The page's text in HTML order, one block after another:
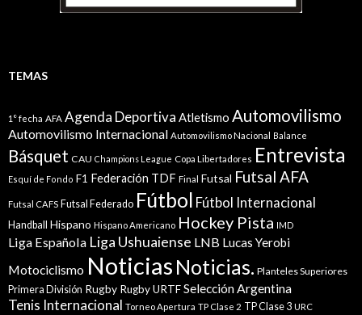
TEMAS
1° fecha AFA Agenda Deportiva Atletismo Automovilismo
Automovilismo Internacional Automovilismo Nacional Balance
Básquet CAU Champions League Copa Libertadores Entrevista
Esquí de Fondo F1 Federación TDF Final Futsal Futsal AFA
Futsal CAFS Futsal Federado Fútbol Fútbol Internacional
Handball Hispano Hispano Americano Hockey Pista IMD
Liga Española Liga Ushuaiense LNB Lucas Yerobi
Motociclismo Noticias Noticias. Planteles Superiores
Primera División Rugby Rugby URTFSelección Argentina
Tenis Internacional Torneo Apertura TP Clase 2 TP Clase 3 URC